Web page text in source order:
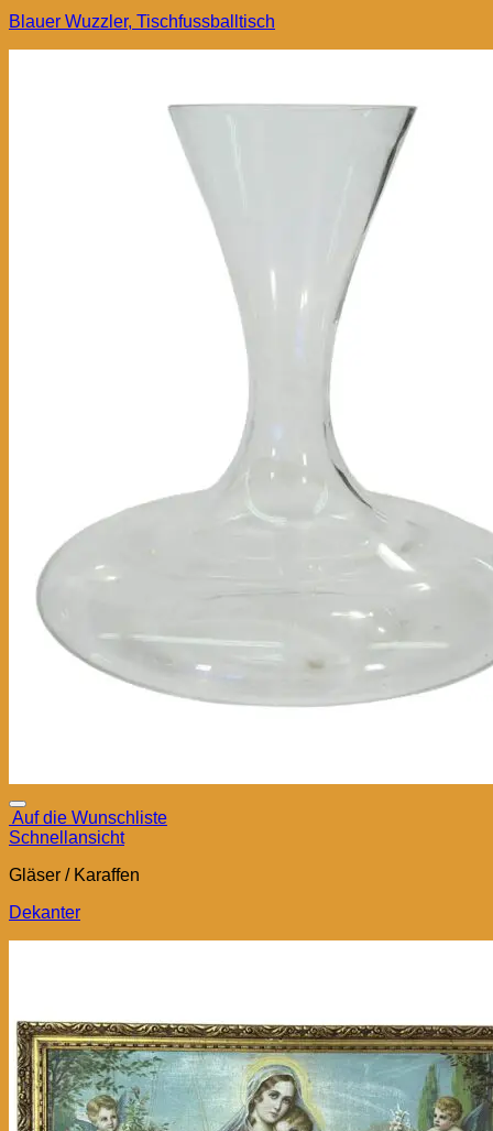
Blauer Wuzzler, Tischfussballtisch
Auf die Wunschliste
Schnellansicht
Gläser / Karaffen
Dekanter